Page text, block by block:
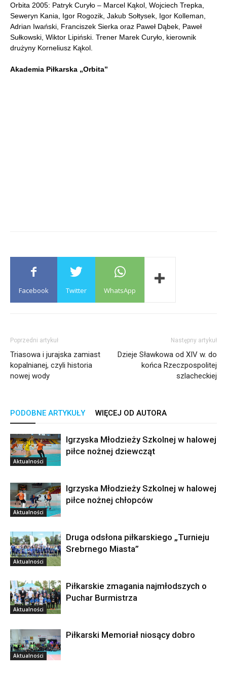
Orbita 2005: Patryk Curyło – Marcel Kąkol, Wojciech Trepka,
Seweryn Kania, Igor Rogozik, Jakub Sołtysek, Igor Kolleman,
Adrian Iwański, Franciszek Sierka oraz Paweł Dąbek, Paweł
Sułkowski, Wiktor Lipiński. Trener Marek Curyło, kierownik
drużyny Korneliusz Kąkol.
Akademia Piłkarska „Orbita”
Facebook Twitter WhatsApp
Poprzedni artykuł
Triasowa i jurajska zamiast
kopalnianej, czyli historia
nowej wody
Następny artykuł
Dzieje Sławkowa od XIV w. do
końca Rzeczpospolitej
szlacheckiej
PODOBNE ARTYKUŁY WIĘCEJ OD AUTORA
Aktualności
Igrzyska Młodzieży Szkolnej w halowej
piłce nożnej dziewcząt
Aktualności
Igrzyska Młodzieży Szkolnej w halowej
piłce nożnej chłopców
Aktualności
Druga odsłona piłkarskiego „Turnieju
Srebrnego Miasta”
Aktualności
Piłkarskie zmagania najmłodszych o
Puchar Burmistrza
Aktualności
Piłkarski Memoriał niosący dobro